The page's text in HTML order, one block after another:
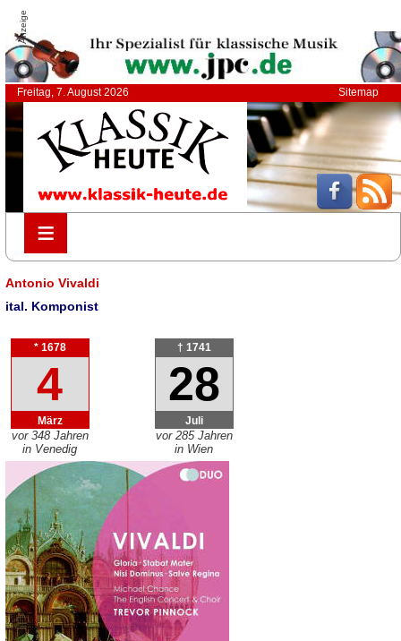
Anzeige
Freitag, 7. August 2026 Sitemap
≡
≡
Antonio Vivaldi
ital. Komponist
* 1678
4
März
vor 348 Jahren
in Venedig
† 1741
28
Juli
vor 285 Jahren
in Wien